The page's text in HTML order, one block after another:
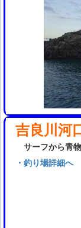
吉良川河
サーフから青
・釣り場詳細へ